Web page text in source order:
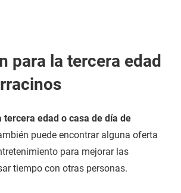
para la tercera edad
tercera edad o casa de día de
puede encontrar alguna oferta
para mejorar las
tiempo con otras personas.